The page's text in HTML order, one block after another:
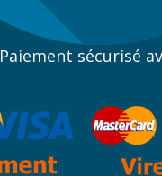
Paiement sécurisé